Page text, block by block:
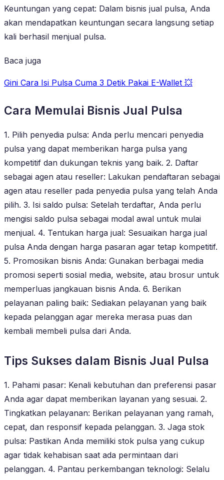
Keuntungan yang cepat: Dalam bisnis jual pulsa, Anda
akan mendapatkan keuntungan secara langsung setiap
kali berhasil menjual pulsa.
Baca juga
Gini Cara Isi Pulsa Cuma 3 Detik Pakai E-Wallet 💥
Cara Memulai Bisnis Jual Pulsa
1. Pilih penyedia pulsa: Anda perlu mencari penyedia
pulsa yang dapat memberikan harga pulsa yang
kompetitif dan dukungan teknis yang baik. 2. Daftar
sebagai agen atau reseller: Lakukan pendaftaran sebagai
agen atau reseller pada penyedia pulsa yang telah Anda
pilih. 3. Isi saldo pulsa: Setelah terdaftar, Anda perlu
mengisi saldo pulsa sebagai modal awal untuk mulai
menjual. 4. Tentukan harga jual: Sesuaikan harga jual
pulsa Anda dengan harga pasaran agar tetap kompetitif.
5. Promosikan bisnis Anda: Gunakan berbagai media
promosi seperti sosial media, website, atau brosur untuk
memperluas jangkauan bisnis Anda. 6. Berikan
pelayanan paling baik: Sediakan pelayanan yang baik
kepada pelanggan agar mereka merasa puas dan
kembali membeli pulsa dari Anda.
Tips Sukses dalam Bisnis Jual Pulsa
1. Pahami pasar: Kenali kebutuhan dan preferensi pasar
Anda agar dapat memberikan layanan yang sesuai. 2.
Tingkatkan pelayanan: Berikan pelayanan yang ramah,
cepat, dan responsif kepada pelanggan. 3. Jaga stok
pulsa: Pastikan Anda memiliki stok pulsa yang cukup
agar tidak kehabisan saat ada permintaan dari
pelanggan. 4. Pantau perkembangan teknologi: Selalu